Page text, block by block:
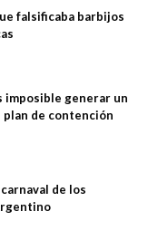
falsificaba barbijos
imposible generar un
plan de contención
de los